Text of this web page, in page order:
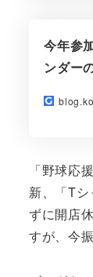
今年参
ンダー
「野球応
新、「T
ずに開店
すが、今